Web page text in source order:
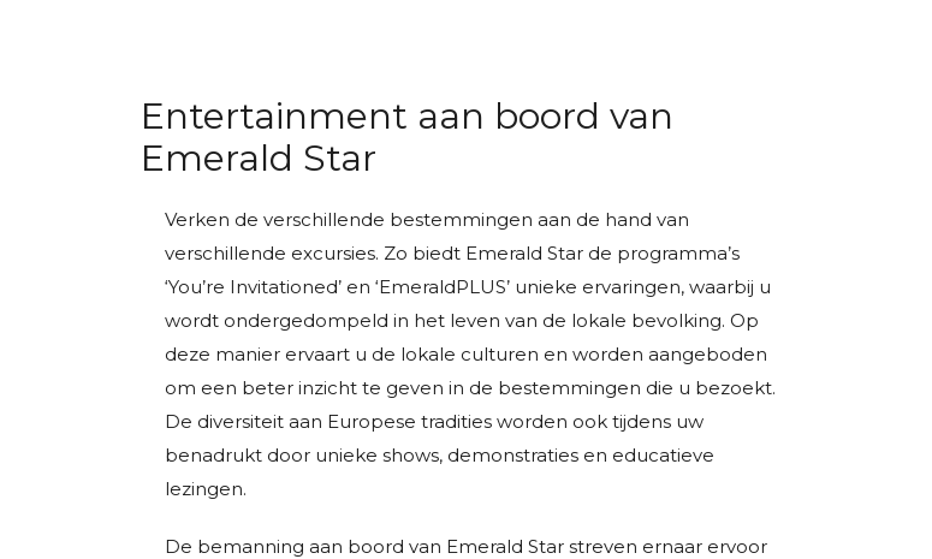
Entertainment aan boord van
Emerald Star
Verken de verschillende bestemmingen aan de hand van
verschillende excursies. Zo biedt Emerald Star de programma’s
‘You’re Invitationed’ en ‘EmeraldPLUS’ unieke ervaringen, waarbij u
wordt ondergedompeld in het leven van de lokale bevolking. Op
deze manier ervaart u de lokale culturen en worden aangeboden
om een beter inzicht te geven in de bestemmingen die u bezoekt.
De diversiteit aan Europese tradities worden ook tijdens uw
benadrukt door unieke shows, demonstraties en educatieve
lezingen.
De bemanning aan boord van Emerald Star streven ernaar ervoor